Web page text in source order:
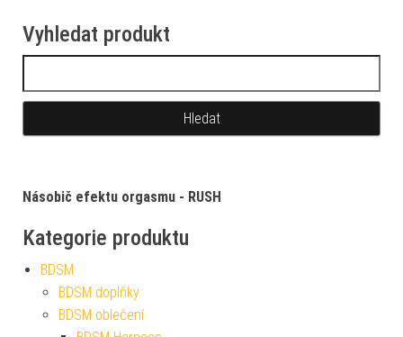
Vyhledat produkt
Násobič efektu orgasmu - RUSH
Kategorie produktu
BDSM
BDSM doplňky
BDSM oblečení